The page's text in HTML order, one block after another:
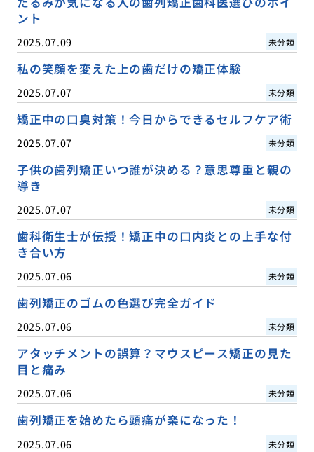
ント
2025.07.09 未分類
私の笑顔を変えた上の歯だけの矯正体験
2025.07.07 未分類
矯正中の口臭対策！今日からできるセルフケア術
2025.07.07 未分類
子供の歯列矯正いつ誰が決める？意思尊重と親の
導き
2025.07.07 未分類
歯科衛生士が伝授！矯正中の口内炎との上手な付
き合い方
2025.07.06 未分類
歯列矯正のゴムの色選び完全ガイド
2025.07.06 未分類
アタッチメントの誤算？マウスピース矯正の見た
目と痛み
2025.07.06 未分類
歯列矯正を始めたら頭痛が楽になった！
2025.07.06 未分類